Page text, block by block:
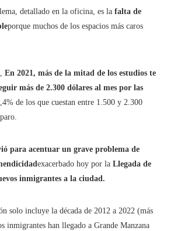
detallado en la oficina, es la falta de
porque muchos de los espacios más caros
En 2021, más de la mitad de los estudios te
más de 2.300 dólares al mes por las
de los que cuestan entre 1.500 y 2.300
para acentuar un grave problema de
exacerbado hoy por la Llegada de
inmigrantes a la ciudad.
solo incluye la década de 2012 a 2022 (más
inmigrantes han llegado a Grande Manzana